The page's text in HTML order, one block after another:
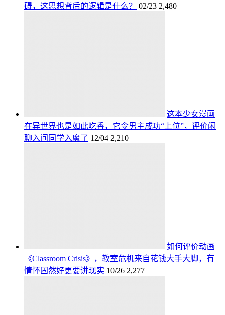
碍，这思想背后的逻辑是什么？ 02/23 2,480
这本少女漫画
在异世界也是如此吃香，它令男主成功“上位”，评价闲
聊入间同学入魔了 12/04 2,210
如何评价动画
《Classroom Crisis》，教室危机来自花钱大手大脚，有
情怀固然好更要讲现实 10/26 2,277